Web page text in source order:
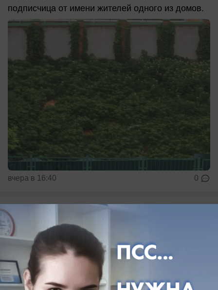
подписчица от имени жителей одного из домов.
вчера в 16:40 0
Гимнастка из Анапы получила визу на
ЧЕ, лидерам сборной отказали
18-летняя спортсменка из Анапы Людмила
Рощина сможет выступить на чемпионате
Европы по спортивной гимнастике в Загребе,